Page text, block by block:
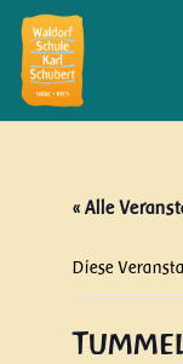
« Alle
Diese